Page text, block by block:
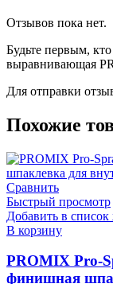
Отзывов пока нет.
Будьте первым,
выравнивающая
Для отправки
Похожие
Сравнить
Быстрый просмотр
Добавить в
В корзину
PROMIX Pro-
финишная